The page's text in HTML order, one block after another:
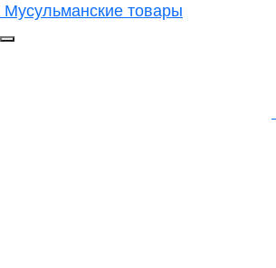
Мусульманские товары